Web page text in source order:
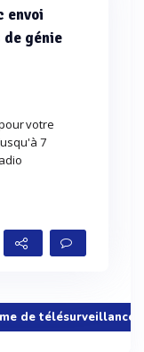
envoi
génie
votre
7
de télésurveillance